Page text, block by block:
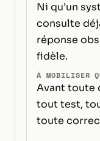
Ni qu’un
consulte
réponse
fidèle.
À MOBILISER
Avant toute
tout test,
toute